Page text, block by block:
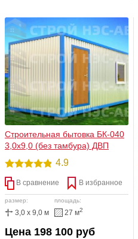
основные группы: металлические
бытовки (типа блок - контейнер) и
непосредственно деревянные.
Каркас лежит в основе всего,
именно в нем и заключается
разница.
Строительная бытовка БК-040
3,0х9,0 (без тамбура) ДВП
4.9
В сравнение В избранное
размер:
3,0 x 9,0 м
площадь:
27 м2
Цена 198 100 руб